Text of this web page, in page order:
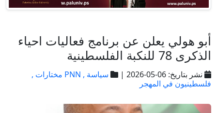
أبو هولي يعلن عن برنامج فعاليات احياء
الذكرى 78 للنكبة الفلسطينية
نشر بتاريخ: 06-05-2026 | سياسة , PNN مختارات ,
فلسطينيون في المهجر